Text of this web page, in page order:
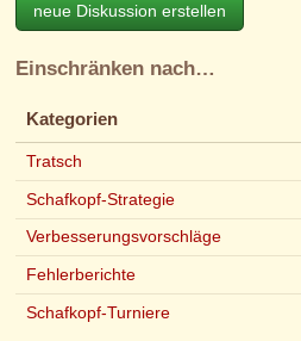
neue Diskussion erstellen
Einschränken nach…
Kategorien
Tratsch
Schafkopf-Strategie
Verbesserungsvorschläge
Fehlerberichte
Schafkopf-Turniere